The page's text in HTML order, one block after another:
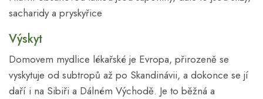
sacharidy a pryskyřice
Výskyt
Domovem mydlice lékařské je Evropa, přirozeně se
vyskytuje od subtropů až po Skandinávii, a dokonce se jí
daří i na Sibiři a Dálném Východě. Je to běžná a